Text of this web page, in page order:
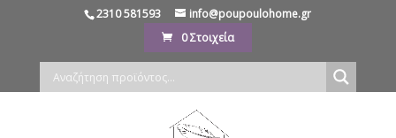
2310 581593
info@poupoulohome.gr
0 Στοιχεία